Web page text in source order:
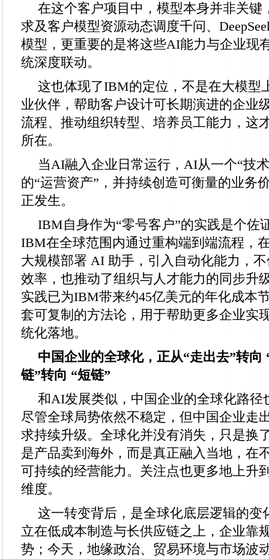
在这个客户项目中，模型本身并非关键
求及客户模型资源动态调度千问、
模型，更重要的是将这些AI能力与企业现
统深度联动。
这也体现了IBM的定位，不是在大模型
业伙伴，帮助客户设计可长期演进的企业
流程、推动组织转型、培养员工能力，这
所在。
当AI融入企业日常运行，AI从一个“技
的“运营资产”，并持续创造可衡量的业务
正发生。
IBM自身作为“零号客户”的实践是个佐
IBM在全球范围内通过重构端到端流程，
大规模部署 AI 助手，引入自动化能力，
效率，也推动了组织与人才能力的同步升
实践已为IBM带来约45亿美元的年化成本
套可复制的方法论，用于帮助更多企业实
统化落地。
中国企业的全球化，正从“走出去”转向
链”转向 “短链”
和AI发展类似，中国企业的全球化路径
尽管全球局势依然不稳定，但中国企业走
求持续升级。全球化并没有消失，只是换
是产品卖到海外，而是真正融入当地，在
可持续的经营能力。关注点也更多地上升
维度。
这一转变背后，是全球化底层逻辑的变
立在低成本制造与长供应链之上，企业靠
势；今天，地缘政治、贸易环境与市场波